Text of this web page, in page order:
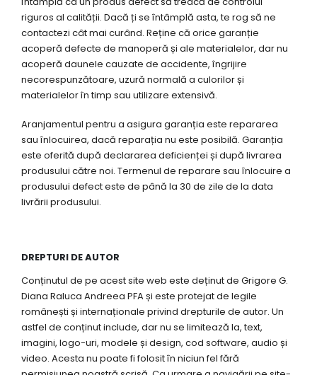
riguros al calității. Dacă ți se întâmplă asta, te rog să ne
contactezi cât mai curând. Reține că orice garanție
acoperă defecte de manoperă și ale materialelor, dar nu
acoperă daunele cauzate de accidente, îngrijire
necorespunzătoare, uzură normală a culorilor și
materialelor în timp sau utilizare extensivă.
Aranjamentul pentru a asigura garanția este repararea
sau înlocuirea, dacă reparația nu este posibilă. Garanția
este oferită după declararea deficienței și după livrarea
produsului către noi. Termenul de reparare sau înlocuire a
produsului defect este de până la 30 de zile de la data
livrării produsului.
DREPTURI DE AUTOR
Conținutul de pe acest site web este deținut de Grigore G.
Diana Raluca Andreea PFA și este protejat de legile
românești și internaționale privind drepturile de autor. Un
astfel de conținut include, dar nu se limitează la, text,
imagini, logo-uri, modele și design, cod software, audio și
video. Acesta nu poate fi folosit în niciun fel fără